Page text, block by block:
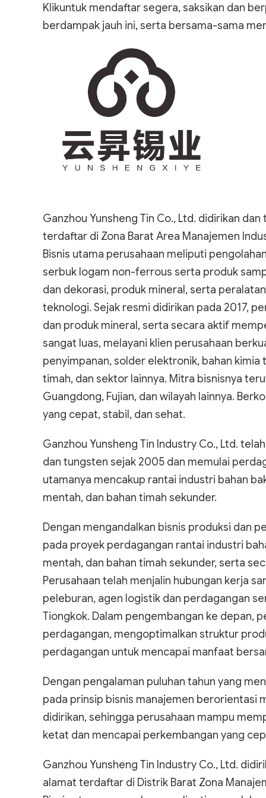
Klikuntuk mendaftar segera, saksikan dan
berdampak jauh ini, serta bersama-sama
Ganzhou Yunsheng Tin Co., Ltd. didirikan
terdaftar di Zona Barat Area Manajemen
Bisnis utama perusahaan meliputi
serbuk logam non-ferrous serta produk
dan dekorasi, produk mineral, serta
teknologi. Sejak resmi didirikan pada 2017,
dan produk mineral, serta secara aktif
sangat luas, melayani klien perusahaan
penyimpanan, solder elektronik, bahan
timah, dan sektor lainnya. Mitra bisnisnya
Guangdong, Fujian, dan wilayah lainnya.
yang cepat, stabil, dan sehat.
Ganzhou Yunsheng Tin Industry Co., Ltd.
dan tungsten sejak 2005 dan memulai
utamanya mencakup rantai industri bahan
mentah, dan bahan timah sekunder.
Dengan mengandalkan bisnis produksi dan
pada proyek perdagangan rantai industri
mentah, dan bahan timah sekunder, serta
Perusahaan telah menjalin hubungan kerja
peleburan, agen logistik dan perdagangan
Tiongkok. Dalam pengembangan ke depan,
perdagangan, mengoptimalkan struktur
perdagangan untuk mencapai manfaat
Dengan pengalaman puluhan tahun yang
pada prinsip bisnis manajemen berorientasi
didirikan, sehingga perusahaan mampu
ketat dan mencapai perkembangan yang
Ganzhou Yunsheng Tin Industry Co., Ltd.
alamat terdaftar di Distrik Barat Zona